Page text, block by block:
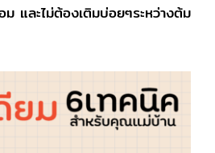
และไม่ต้องเติมบ่อยๆระหว่างต้ม